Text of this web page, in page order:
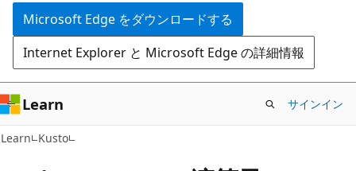
ツ
に
ス
キ
ッ
プ
Microsoft Edge をダウンロードする
Internet Explorer と Microsoft Edge の詳細情報
Learn サインイン
Learn Kusto